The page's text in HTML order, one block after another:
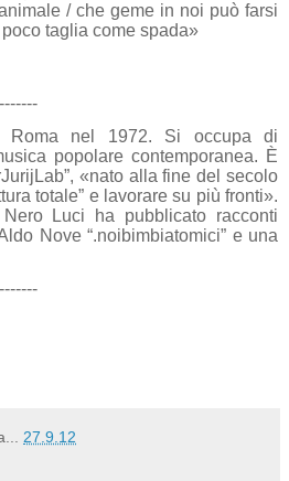
/ che geme in noi può farsi
taglia come spada»
nel 1972. Si occupa di
popolare contemporanea. È
«nato alla fine del secolo
totale” e lavorare su più fronti».
Luci ha pubblicato racconti
Nove “.noibimbiatomici” e una
27.9.12